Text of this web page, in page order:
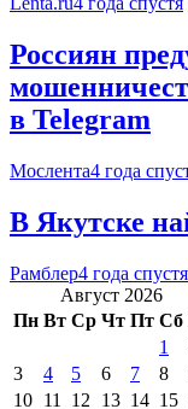
Россиян
в Telegram
Мослента4 года
В Якутске
Рамблер4 года спустя
Август 2026
Пн Вт Ср Чт Пт Сб
1
3
4 5 6 7 8
10 11 12 13 14 15